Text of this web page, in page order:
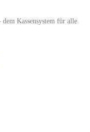
Kassensystem für alle.